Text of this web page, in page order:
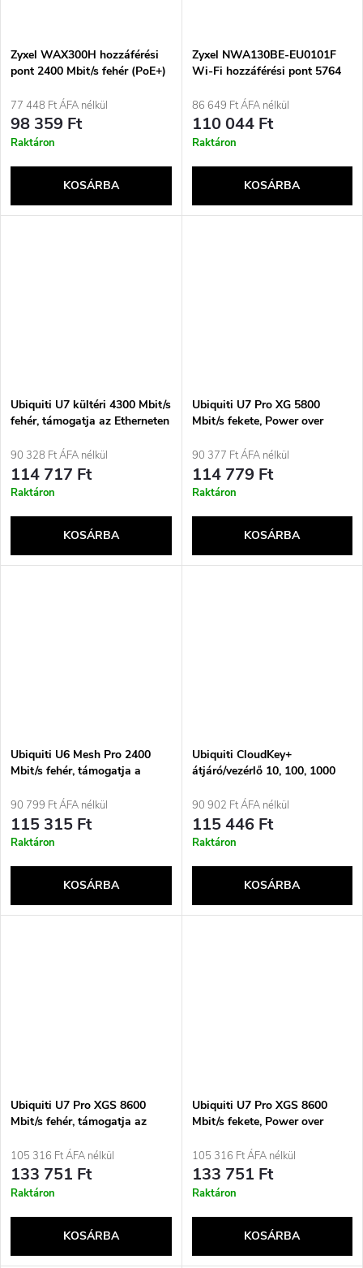
Zyxel WAX300H hozzáférési
pont 2400 Mbit/s fehér (PoE+)
77 448 Ft ÁFA nélkül
98 359 Ft
Raktáron
KOSÁRBA
Zyxel NWA130BE-EU0101F
Wi-Fi hozzáférési pont 5764
Power over Ethernet-et (PoE)
86 649 Ft ÁFA nélkül
110 044 Ft
Raktáron
KOSÁRBA
Ubiquiti U7 kültéri 4300 Mbit/s
fehér, támogatja az Etherneten
90 328 Ft ÁFA nélkül
114 717 Ft
Raktáron
KOSÁRBA
Ubiquiti U7 Pro XG 5800
Mbit/s fekete, Power over
90 377 Ft ÁFA nélkül
114 779 Ft
Raktáron
KOSÁRBA
Ubiquiti U6 Mesh Pro 2400
Mbit/s fehér, támogatja a
technológiát
90 799 Ft ÁFA nélkül
115 315 Ft
Raktáron
KOSÁRBA
Ubiquiti CloudKey+
átjáró/vezérlő 10, 100, 1000
90 902 Ft ÁFA nélkül
115 446 Ft
Raktáron
KOSÁRBA
Ubiquiti U7 Pro XGS 8600
Mbit/s fehér, támogatja az
tápellátást (PoE)
105 316 Ft ÁFA nélkül
133 751 Ft
Raktáron
KOSÁRBA
Ubiquiti U7 Pro XGS 8600
Mbit/s fekete, Power over
105 316 Ft ÁFA nélkül
133 751 Ft
Raktáron
KOSÁRBA